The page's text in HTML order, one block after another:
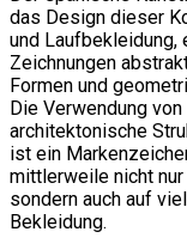
das Design dieser
und Laufbekleidung,
Zeichnungen
Formen und
Die Verwendung
architektonische
ist ein
mittlerweile nicht
sondern auch auf
Bekleidung.